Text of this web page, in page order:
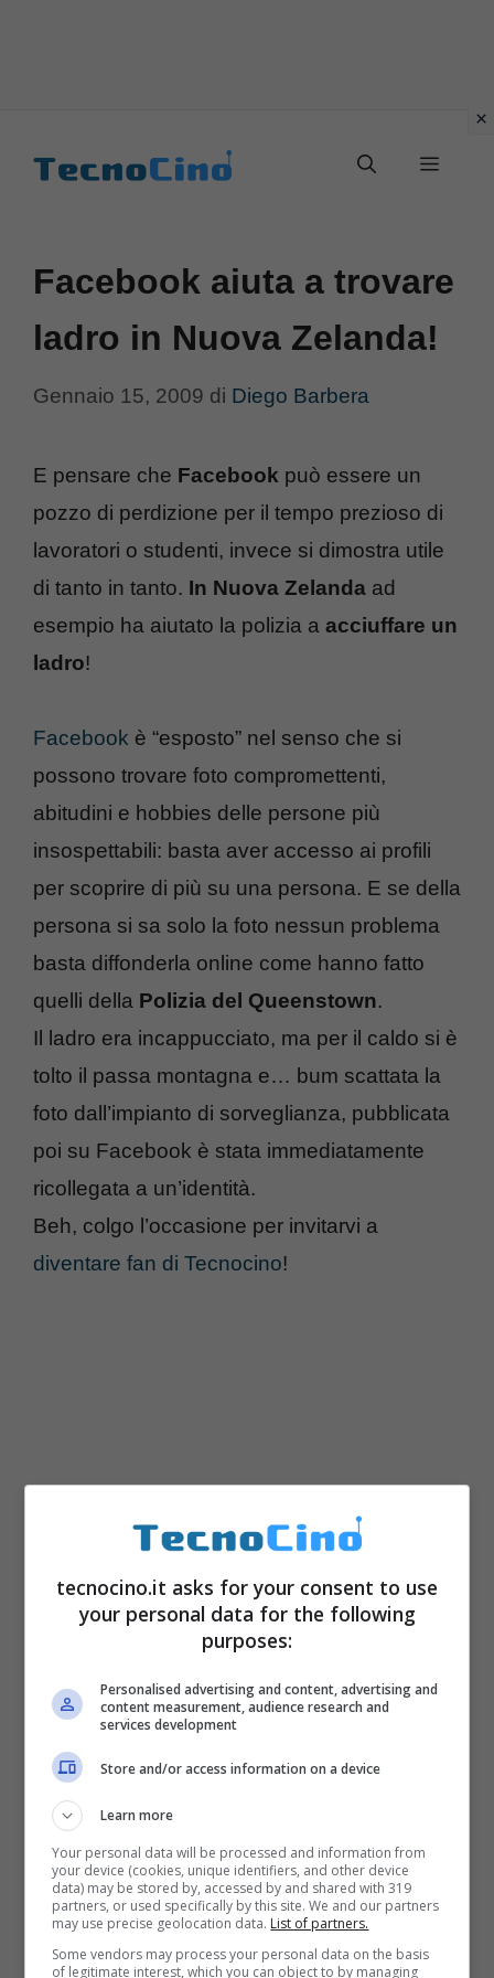
Menu
Facebook aiuta a trovare
ladro in Nuova Zelanda!
Gennaio 15, 2009 di Diego Barbera
E pensare che Facebook può essere un
pozzo di perdizione per il tempo prezioso di
lavoratori o studenti, invece si dimostra utile
di tanto in tanto. In Nuova Zelanda ad
esempio ha aiutato la polizia a acciuffare un
ladro!
Facebook è “esposto” nel senso che si
possono trovare foto compromettenti,
abitudini e hobbies delle persone più
insospettabili: basta aver accesso ai profili
per scoprire di più su una persona. E se della
persona si sa solo la foto nessun problema
basta diffonderla online come hanno fatto
quelli della Polizia del Queenstown.
Il ladro era incappucciato, ma per il caldo si è
tolto il passa montagna e… bum scattata la
foto dall’impianto di sorveglianza, pubblicata
poi su Facebook è stata immediatamente
ricollegata a un’identità.
Beh, colgo l’occasione per invitarvi a
diventare fan di Tecnocino!
tecnocino.it asks for your consent to use
your personal data for the following
purposes:
Personalised advertising and content, advertising and
content measurement, audience research and
services development
Store and/or access information on a device
Learn more
Your personal data will be processed and information from
your device (cookies, unique identifiers, and other device
data) may be stored by, accessed by and shared with 319
partners, or used specifically by this site. We and our partners
may use precise geolocation data. List of partners.
Some vendors may process your personal data on the basis
of legitimate interest, which you can object to by managing